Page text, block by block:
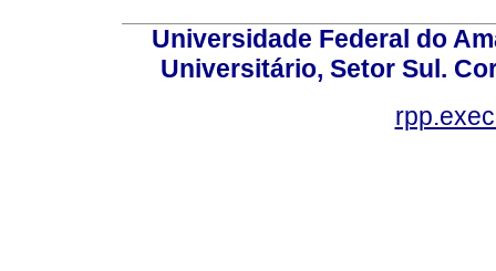
Universidade Federal do
Universitário, Setor Sul.